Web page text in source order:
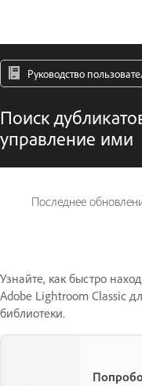
Руководство
Поиск
управление ими
Последнее
Узнайте, как быстро
Adobe Lightroom Classic
библиотеки.